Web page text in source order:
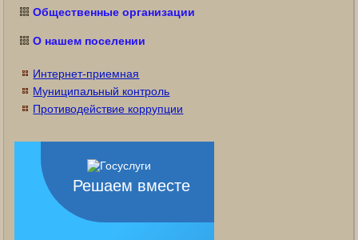
Общественные организации
О нашем поселении
Интернет-приемная
Муниципальный контроль
Противодействие коррупции
Решаем вместе